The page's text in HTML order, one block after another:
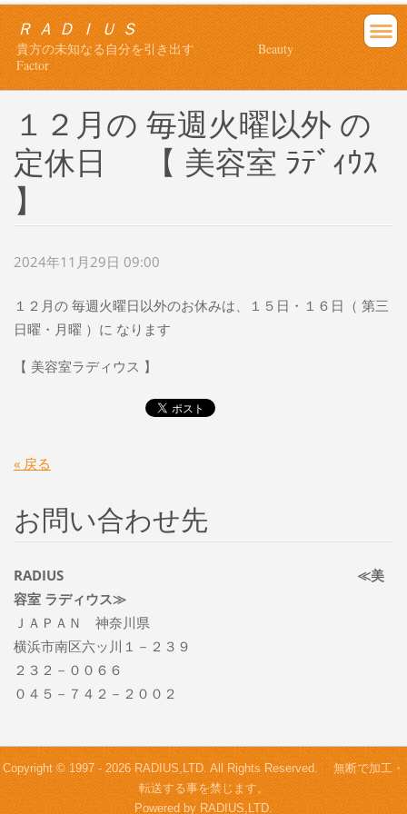
Ｒ Ａ Ｄ Ｉ Ｕ Ｓ
貴方の未知なる自分を引き出す Beauty
Factor
１２月の 毎週火曜以外 の
定休日 【 美容室 ﾗﾃﾞｨｳｽ
】
2024年11月29日 09:00
１２月の 毎週火曜日以外のお休みは、１５日・１６日（ 第三
日曜・月曜 ）に なります
【 美容室ラディウス 】
« 戻る
お問い合わせ先
RADIUS ≪美
容室 ラディウス≫
ＪＡＰＡＮ 神奈川県
横浜市南区六ッ川１－２３９
２３２－００６６
０４５－７４２－２００２
Copyright © 1997 - 2026 RADIUS,LTD. All Rights Reserved. 無断で加工・
転送する事を禁じます。
Powered by RADIUS,LTD.